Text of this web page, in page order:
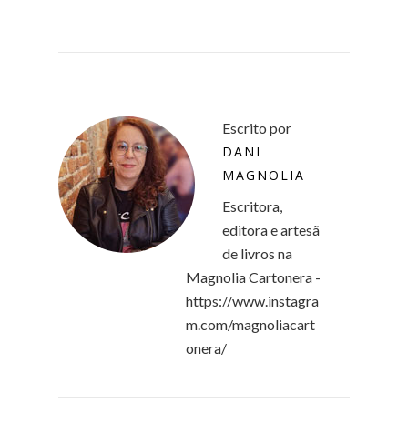
Escrito por
DANI
MAGNOLIA
Escritora,
editora e artesã
de livros na
Magnolia Cartonera -
https://www.instagra
m.com/magnoliacart
onera/